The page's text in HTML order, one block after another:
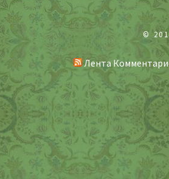
©
Лента